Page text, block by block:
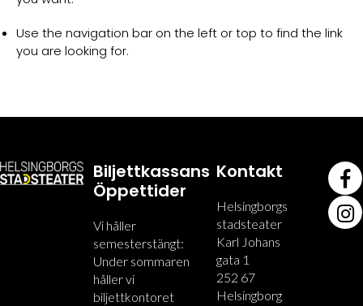
Use the navigation bar on the left or top to find the link
you are looking for.
Biljettkassans
Öppettider
Vi håller
semesterstängt:
Under sommaren
håller vi
biljettkontoret
Kontakt
Helsingborgs
stadsteater
Karl Johans
gata 1
252 67
Helsingborg